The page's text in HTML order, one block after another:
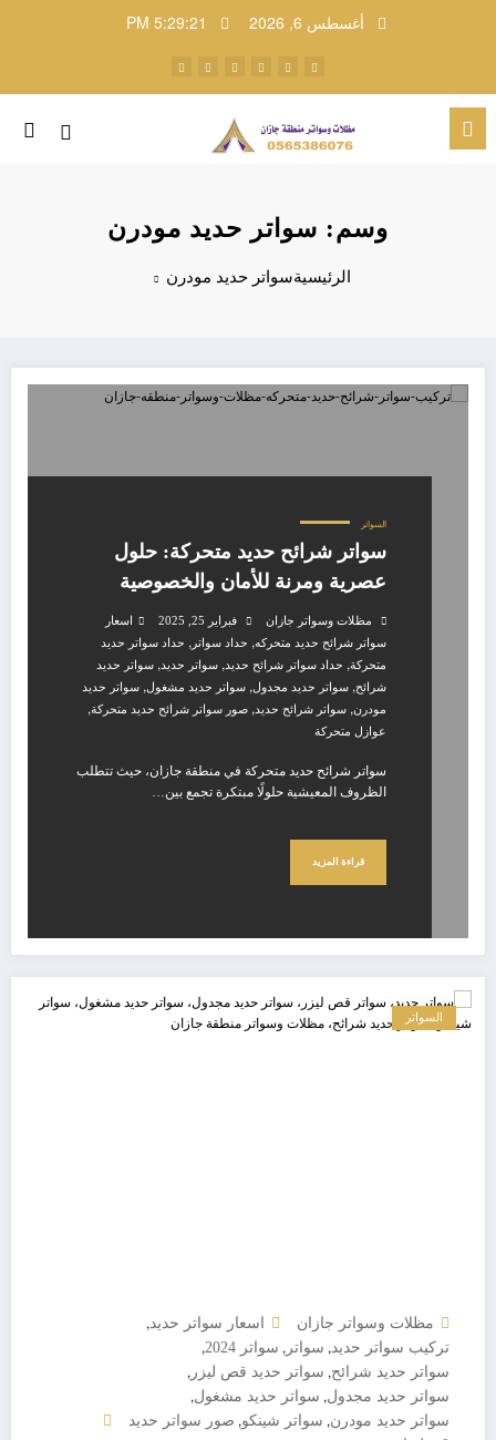
أغسطس 6, 2026 5:29:21 PM
وسم: سواتر حديد مودرن
الرئيسيةسواتر حديد مودرن
السواتر
سواتر شرائح حديد متحركة: حلول
عصرية ومرنة للأمان والخصوصية
مظلات وسواتر جازان فبراير 25, 2025
اسعار
سواتر شرائح حديد متحركه, حداد سواتر , حداد سواتر حديد
متحركة, حداد سواتر شرائح حديد , سواتر حديد , سواتر حديد
شرائح, سواتر حديد مجدول, سواتر حديد مشغول, سواتر حديد
مودرن, سواتر شرائح حديد , صور سواتر شرائح حديد متحركة,
عوازل متحركة
سواتر شرائح حديد متحركة في منطقة جازان، حيث تتطلب
الظروف المعيشية حلولًا مبتكرة تجمع بين…
قراءة المزيد
السواتر
مظلات وسواتر جازان اسعار سواتر حديد ,
تركيب سواتر حديد , سواتر , سواتر 2024 ,
سواتر حديد شرائح, سواتر حديد قص ليزر ,
سواتر حديد مجدول, سواتر حديد مشغول,
سواتر حديد مودرن, سواتر شينكو, صور سواتر حديد